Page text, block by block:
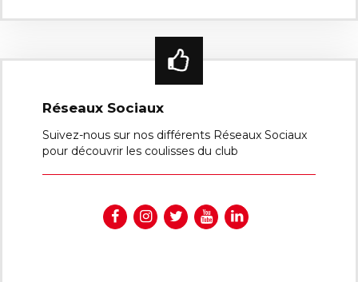
Réseaux Sociaux
Suivez-nous sur nos différents Réseaux Sociaux
pour découvrir les coulisses du club